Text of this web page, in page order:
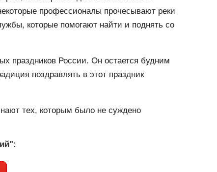
профессионалы прочесывают реки
которые помогают найти и поднять со
праздников России. Он остается будним
поздравлять в этот праздник
тех, которым было не суждено